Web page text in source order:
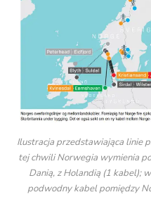
Ilustracja przedstawiająca linie
tej chwili Norwegia wymienia
Danią, z Holandią (1 kabel);
podwodny kabel pomiędzy